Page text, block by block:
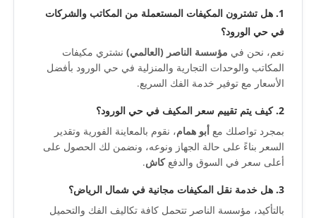
1. هل تشترون المكيفات المستعملة من المكاتب والشركات
في حي الورود؟
نعم، نحن في مؤسسة الناصر (العالمي)نشتري مكيفات
المكاتب والوحدات التجارية والمنزلية في حي الورود بأفضل
الأسعار مع توفير خدمة الفك السريع.
2. كيف يتم تقييم سعر المكيف في حي الورود؟
بمجرد تواصلك مع أبو همام، نقوم بالمعاينة الفورية وتقدير
السعر بناءً على حالة الجهاز ونوعه، ونضمن لك الحصول على
أعلى سعر في السوق والدفعكاش.
3. هل خدمة نقل المكيفات مجانية في شمال الرياض؟
بالتأكيد، مؤسسة الناصر تتحمل كافة تكاليف الفك والتحميل